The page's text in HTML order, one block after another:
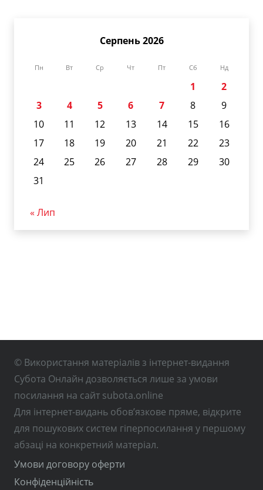
Серпень 2026
Пн Вт Ср Чт Пт Сб Нд
1
2
3
4 5 6 7 8
9
10
11 12 13 14 15
16
17
18 19 20 21 22
23
24
25 26 27 28 29
30
31
« Лип
© Використання матеріалів з інтернет-видання
Субота Онлайн дозволяється лише за умови
посилання на сайт subota.online
Для інтернет-видань обов’язкове пряме, відкрите
для пошукових систем гіперпосилання у першому
абзаці на конкретний матеріал.
Умови договору оферти
Конфіденційність